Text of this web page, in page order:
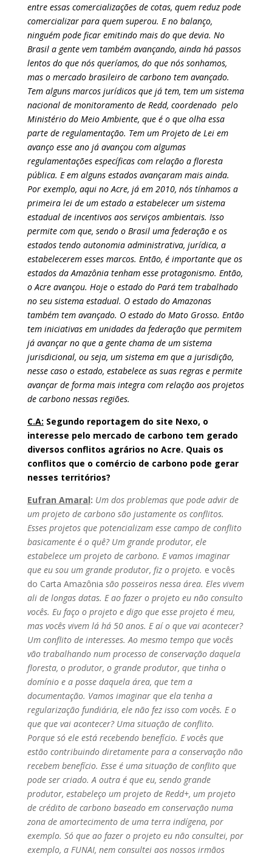
entre essas comercializações de cotas, quem reduz pode
comercializar para quem superou. E no balanço,
ninguém pode ficar emitindo mais do que devia. No
Brasil a gente vem também avançando, ainda há passos
lentos do que nós queríamos, do que nós sonhamos,
mas o mercado brasileiro de carbono tem avançado.
Tem alguns marcos jurídicos que já tem, tem um sistema
nacional de monitoramento de Redd, coordenado pelo
Ministério do Meio Ambiente, que é o que olha essa
parte de regulamentação. Tem um Projeto de Lei em
avanço esse ano já avançou com algumas
regulamentações específicas com relação a floresta
pública. E em alguns estados avançaram mais ainda.
Por exemplo, aqui no Acre, já em 2010, nós tínhamos a
primeira lei de um estado a estabelecer um sistema
estadual de incentivos aos serviços ambientais. Isso
permite com que, sendo o Brasil uma federação e os
estados tendo autonomia administrativa, jurídica, a
estabelecerem esses marcos. Então, é importante que os
estados da Amazônia tenham esse protagonismo. Então,
o Acre avançou. Hoje o estado do Pará tem trabalhado
no seu sistema estadual. O estado do Amazonas
também tem avançado. O estado do Mato Grosso. Então
tem iniciativas em unidades da federação que permitem
já avançar no que a gente chama de um sistema
jurisdicional, ou seja, um sistema em que a jurisdição,
nesse caso o estado, estabelece as suas regras e permite
avançar de forma mais integra com relação aos projetos
de carbono nessas regiões.
C.A: Segundo reportagem do site Nexo, o
interesse pelo mercado de carbono tem gerado
diversos conflitos agrários no Acre. Quais os
conflitos que o comércio de carbono pode gerar
nesses territórios?
Eufran Amaral: Um dos problemas que pode advir de
um projeto de carbono são justamente os conflitos.
Esses projetos que potencializam esse campo de conflito
basicamente é o quê? Um grande produtor, ele
estabelece um projeto de carbono. E vamos imaginar
que eu sou um grande produtor, fiz o projeto. e vocês
do Carta Amazônia são posseiros nessa área. Eles vivem
ali de longas datas. E ao fazer o projeto eu não consulto
vocês. Eu faço o projeto e digo que esse projeto é meu,
mas vocês vivem lá há 50 anos. E aí o que vai acontecer?
Um conflito de interesses. Ao mesmo tempo que vocês
vão trabalhando num processo de conservação daquela
floresta, o produtor, o grande produtor, que tinha o
domínio e a posse daquela área, que tem a
documentação. Vamos imaginar que ela tenha a
regularização fundiária, ele não fez isso com vocês. E o
que que vai acontecer? Uma situação de conflito.
Porque só ele está recebendo benefício. E vocês que
estão contribuindo diretamente para a conservação não
recebem benefício. Esse é uma situação de conflito que
pode ser criado. A outra é que eu, sendo grande
produtor, estabeleço um projeto de Redd+, um projeto
de crédito de carbono baseado em conservação numa
zona de amortecimento de uma terra indígena, por
exemplo. Só que ao fazer o projeto eu não consultei, por
exemplo, a FUNAI, nem consultei aos nossos irmãos